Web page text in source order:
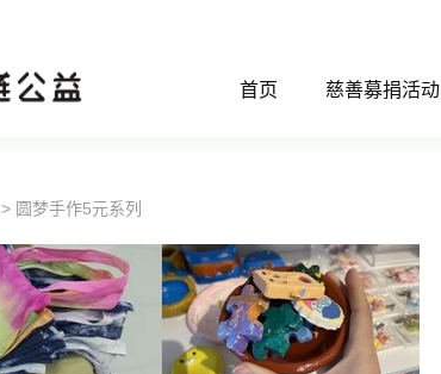
首页 慈善募捐活动
> 圆梦手作5元系列